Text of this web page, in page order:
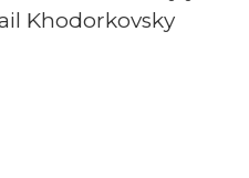
Khodorkovsky